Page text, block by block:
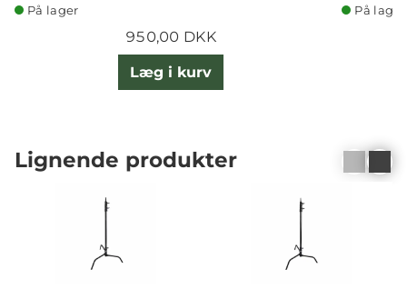
På lager
950,00 DKK
Læg i kurv
På lager
Lignende produkter